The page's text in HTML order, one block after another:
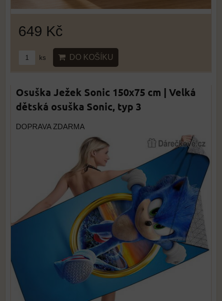
649 Kč
ks DO KOŠÍKU
Osuška Ježek Sonic 150x75 cm | Velká
dětská osuška Sonic, typ 3
DOPRAVA ZDARMA